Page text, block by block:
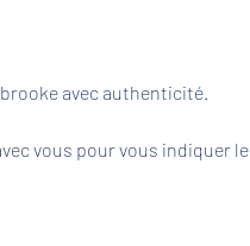
avec authenticité.
vous pour vous indiquer le